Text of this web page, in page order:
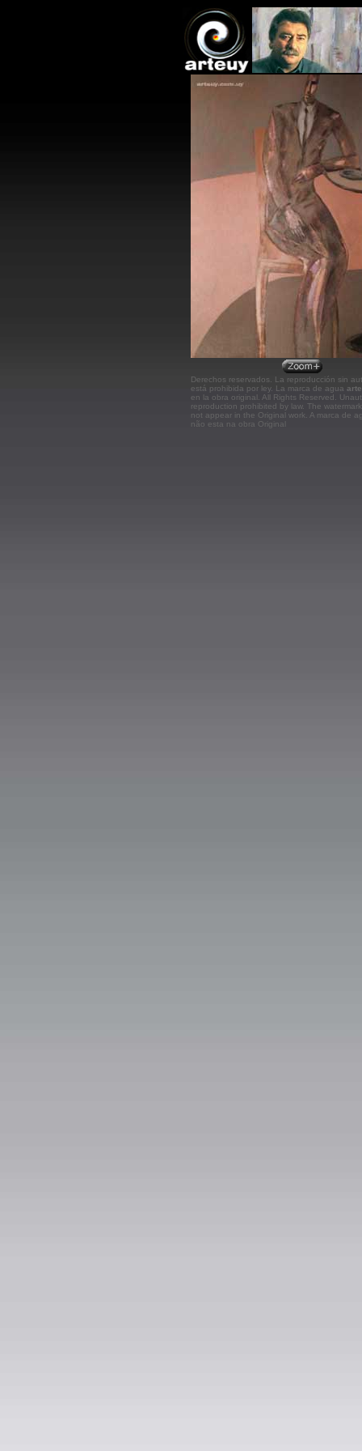
Derechos reservados. La reproducción sin
está prohibida por ley. La marca de agua
en la obra original. All Rights Reserved.
reproduction prohibited by law. The
not appear in the Original work. A marca de
não esta na obra Original